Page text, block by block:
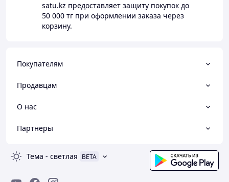
satu.kz предоставляет защиту покупок до
50 000 тг при оформлении заказа через
корзину.
Покупателям
Продавцам
О нас
Партнеры
Тема - светлая BETA